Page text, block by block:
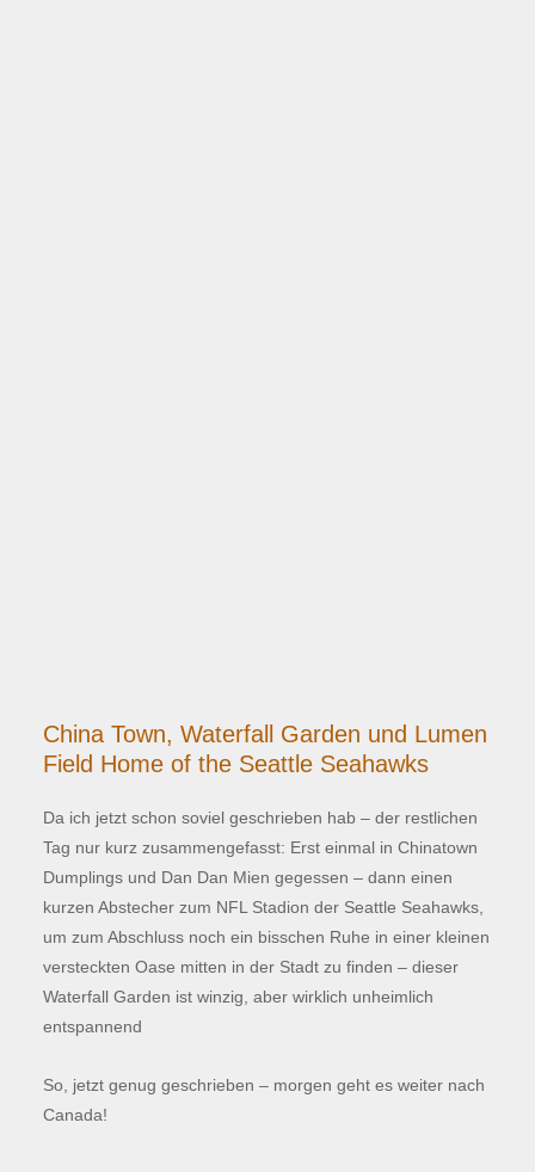
China Town, Waterfall Garden und Lumen
Field Home of the Seattle Seahawks
Da ich jetzt schon soviel geschrieben hab – der restlichen
Tag nur kurz zusammengefasst: Erst einmal in Chinatown
Dumplings und Dan Dan Mien gegessen – dann einen
kurzen Abstecher zum NFL Stadion der Seattle Seahawks,
um zum Abschluss noch ein bisschen Ruhe in einer kleinen
versteckten Oase mitten in der Stadt zu finden – dieser
Waterfall Garden ist winzig, aber wirklich unheimlich
entspannend
So, jetzt genug geschrieben – morgen geht es weiter nach
Canada!